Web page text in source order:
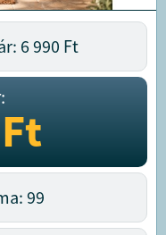
6 990 Ft
Ft
99